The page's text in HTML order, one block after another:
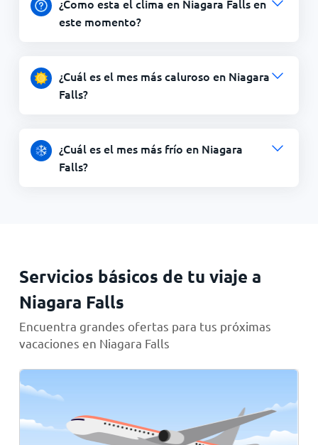
¿Como esta el clima en Niagara Falls en
este momento?
¿Cuál es el mes más caluroso en Niagara
Falls?
¿Cuál es el mes más frío en Niagara
Falls?
Servicios básicos de tu viaje a
Niagara Falls
Encuentra grandes ofertas para tus próximas
vacaciones en Niagara Falls